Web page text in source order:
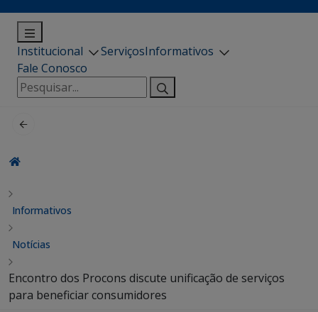
Institucional ServiçosInformativos
Fale Conosco
Pesquisar
por:
Informativos
Notícias
Encontro dos Procons discute unificação de serviços
para beneficiar consumidores